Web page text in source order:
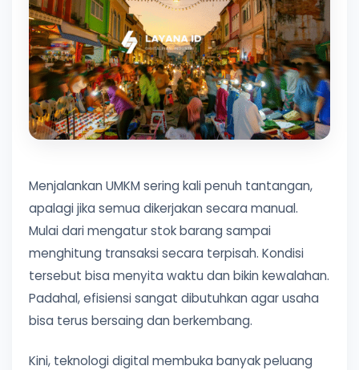
Menjalankan UMKM sering kali penuh tantangan,
apalagi jika semua dikerjakan secara manual.
Mulai dari mengatur stok barang sampai
menghitung transaksi secara terpisah. Kondisi
tersebut bisa menyita waktu dan bikin kewalahan.
Padahal, efisiensi sangat dibutuhkan agar usaha
bisa terus bersaing dan berkembang.
Kini, teknologi digital membuka banyak peluang